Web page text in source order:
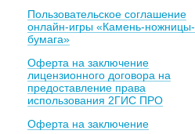
Пользовательское соглашение
онлайн-игры «Камень-ножницы-
бумага»
Оферта на заключение
лицензионного договора на
предоставление права
использования 2ГИС ПРО
Оферта на заключение